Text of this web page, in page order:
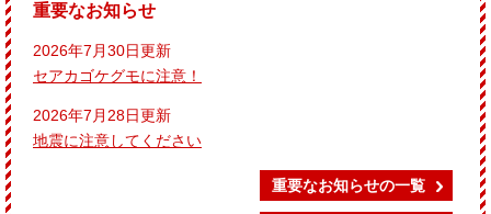
重要なお知らせ
2026年7月30日更新
セアカゴケグモに注意！
2026年7月28日更新
地震に注意してください
重要なお知らせの一覧